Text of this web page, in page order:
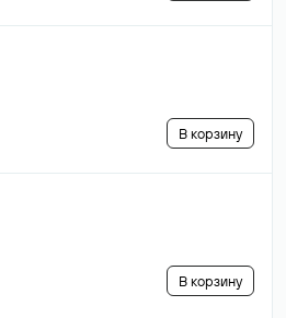
В корзину
В корзину